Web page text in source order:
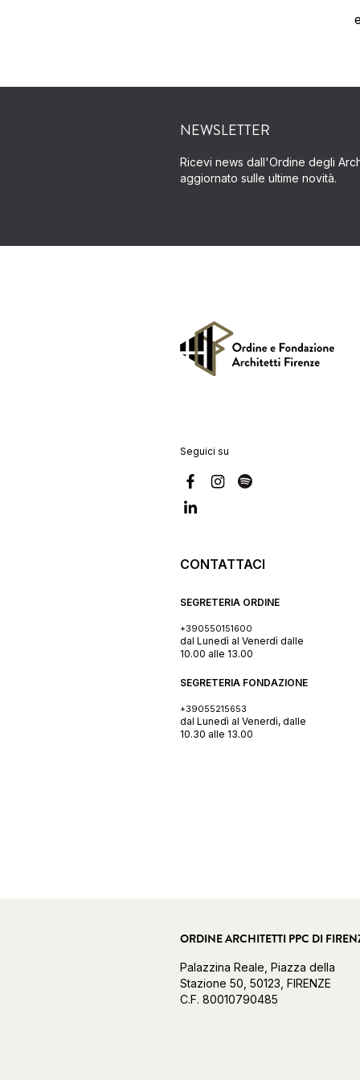
NEWSLETTER
Ricevi news dall'Ordine degli
aggiornato sulle ultime novità.
Seguici su
CONTATTACI
SEGRETERIA ORDINE
+390550151600
dal Lunedì al Venerdì dalle
10.00 alle 13.00
SEGRETERIA FONDAZIONE
+39055215653
dal Lunedì al Venerdì, dalle
10.30 alle 13.00
ORDINE ARCHITETTI PPC DI
Palazzina Reale, Piazza della
Stazione 50, 50123, FIRENZE
C.F. 80010790485